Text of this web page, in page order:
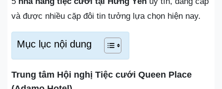
và được nhiều cặp đôi tin tưởng lựa chọn hiện nay.
Mục lục nội dung
Trung tâm Hội nghị Tiệc cưới Queen Place